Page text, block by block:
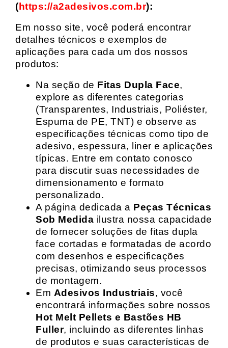
(https://a2adesivos.com.br):
Em nosso site, você poderá encontrar
detalhes técnicos e exemplos de
aplicações para cada um dos nossos
produtos:
Na seção de Fitas Dupla Face,
explore as diferentes categorias
(Transparentes, Industriais, Poliéster,
Espuma de PE, TNT) e observe as
especificações técnicas como tipo de
adesivo, espessura, liner e aplicações
típicas. Entre em contato conosco
para discutir suas necessidades de
dimensionamento e formato
personalizado.
A página dedicada a Peças Técnicas
Sob Medida ilustra nossa capacidade
de fornecer soluções de fitas dupla
face cortadas e formatadas de acordo
com desenhos e especificações
precisas, otimizando seus processos
de montagem.
Em Adesivos Industriais, você
encontrará informações sobre nossos
Hot Melt Pellets e Bastões HB
Fuller, incluindo as diferentes linhas
de produtos e suas características de